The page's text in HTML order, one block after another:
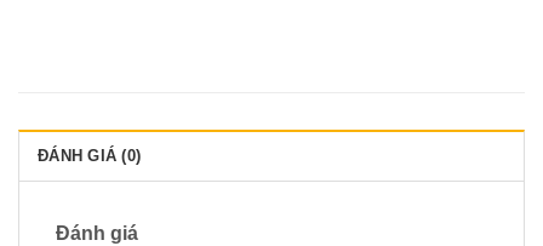
ĐÁNH GIÁ (0)
Đánh giá